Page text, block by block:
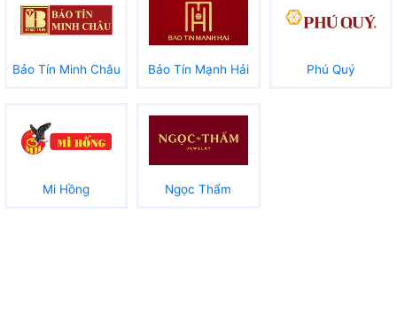
Bảo Tín Minh Châu Bảo Tín Mạnh Hải Phú Quý
Mi Hồng Ngọc Thẩm